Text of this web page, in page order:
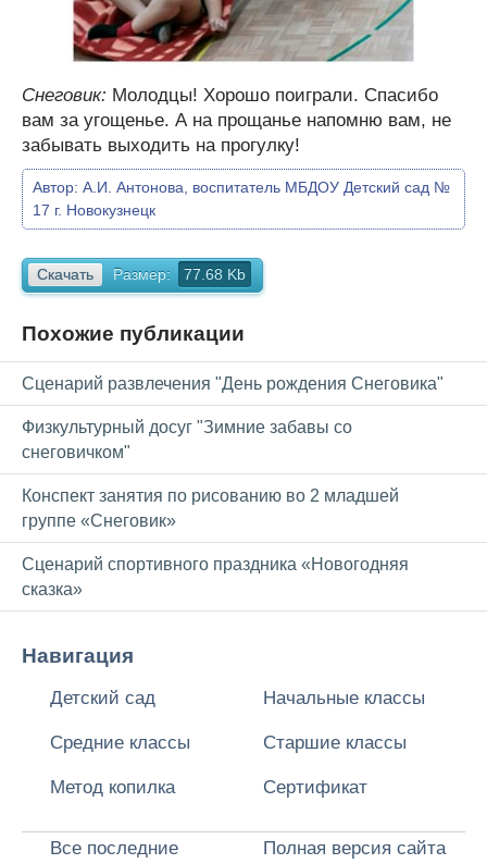
Снеговик: Молодцы! Хорошо поиграли. Спасибо
вам за угощенье. А на прощанье напомню вам, не
забывать выходить на прогулку!
Автор: А.И. Антонова, воспитатель МБДОУ Детский сад №
17 г. Новокузнецк
Скачать Размер: 77.68 Kb
Похожие публикации
Сценарий развлечения "День рождения Снеговика"
Физкультурный досуг "Зимние забавы со
снеговичком"
Конспект занятия по рисованию во 2 младшей
группе «Снеговик»
Сценарий спортивного праздника «Новогодняя
сказка»
Навигация
Детский сад Начальные классы
Средние классы Старшие классы
Метод копилка Сертификат
Все последние
Полная версия сайта